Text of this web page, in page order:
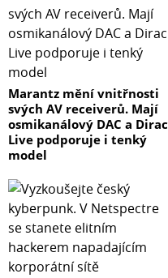
Marantz mění vnitřnosti
svých AV receiverů. Mají
osmikanálový DAC a Dirac
Live podporuje i tenký
model